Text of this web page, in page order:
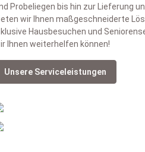
Probeliegen bis hin zur Lieferung
wir Ihnen maßgeschneiderte
Hausbesuchen und
Ihnen weiterhelfen können!
Unsere Serviceleistungen